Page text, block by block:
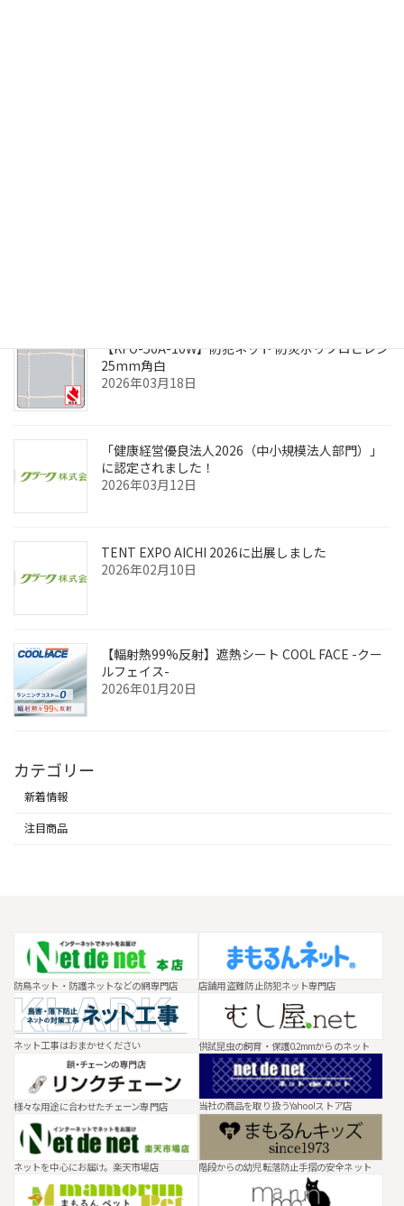
【KFO-50A-10W】防犯ネット 防炎ポリプロピレン
25mm角白
2026年03月18日
「健康経営優良法人2026（中小規模法人部門）」
に認定されました！
2026年03月12日
TENT EXPO AICHI 2026に出展しました
2026年02月10日
【輻射熱99%反射】遮熱シート COOL FACE -クー
ルフェイス-
2026年01月20日
カテゴリー
新着情報
注目商品
防鳥ネット・防護ネットなどの網専門店 店舗用 盗難防止防犯ネット専門店
ネット工事はおまかせください 供試昆虫の飼育・保護0.2mmからのネット
様々な用途に合わせたチェーン専門店 当社の商品を取り扱うYahoo!ストア店
ネットを中心にお届け。楽天市場店 階段からの幼児転落防止手摺の安全ネット